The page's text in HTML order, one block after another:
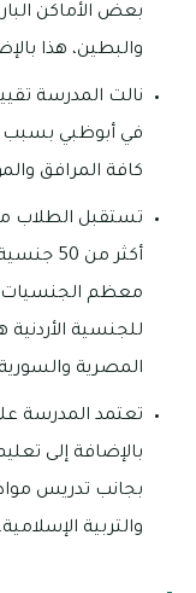
بعض الأماكن
والبطين، هذا
نالت المدرسة
في أبوظبي بسبب
كافة المرافق
تستقبل الطلاب
أكثر من
معظم الجنسيات
للجنسية
المصرية والسورية
تعتمد المدرسة على
بالإضافة إلى
بجانب تدريس مواد
والتربية الإسلامية.